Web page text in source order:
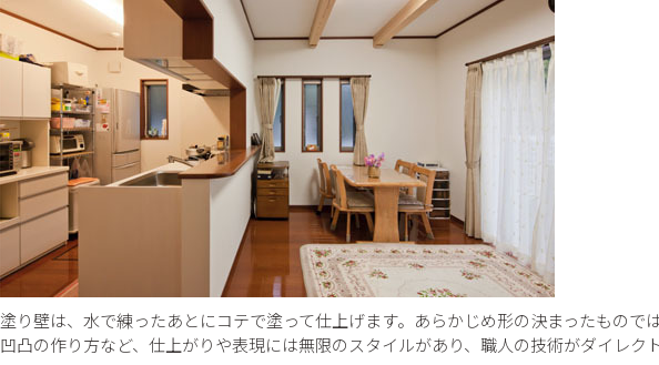
塗り壁は、水で練ったあとにコテで塗って仕上げます。あらかじめ形の決まったもので
凹凸の作り方など、仕上がりや表現には無限のスタイルがあり、職人の技術がダイレク